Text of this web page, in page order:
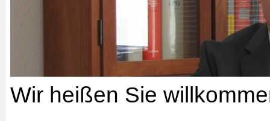
Wir heißen Sie